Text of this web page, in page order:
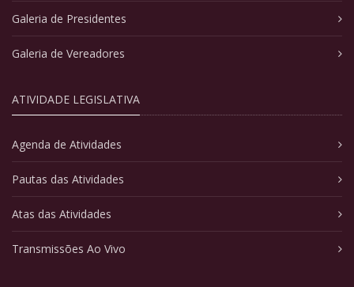
Galeria de Presidentes
Galeria de Vereadores
ATIVIDADE LEGISLATIVA
Agenda de Atividades
Pautas das Atividades
Atas das Atividades
Transmissões Ao Vivo